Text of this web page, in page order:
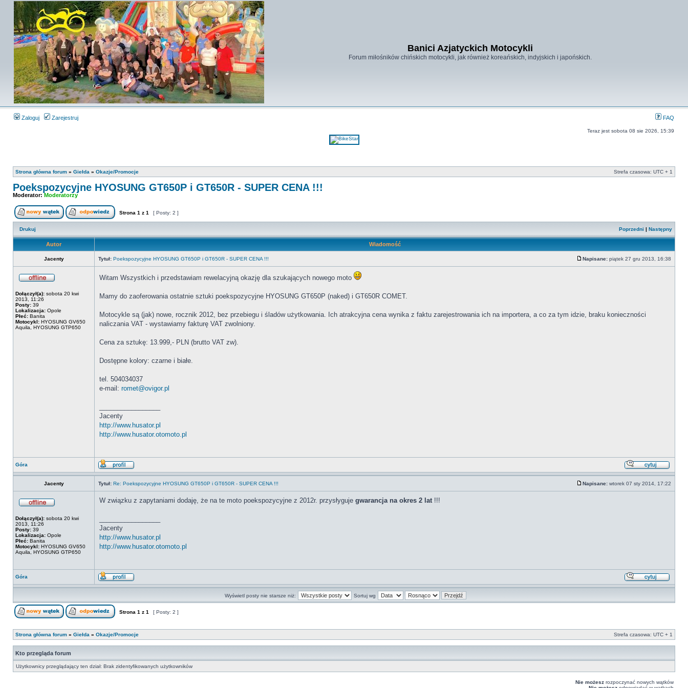
Banici Azjatyckich Motocykli
Forum miłośników chińskich motocykli, jak również koreańskich, indyjskich i japońskich.
Zaloguj Zarejestruj FAQ
Teraz jest sobota 08 sie 2026, 15:39
Strona główna forum » Giełda » Okazje/Promocje Strefa czasowa: UTC + 1
Poekspozycyjne HYOSUNG GT650P i GT650R - SUPER CENA !!!
Moderator:Moderatorzy
Strona 1 z 1 [ Posty: 2 ]
Drukuj Poprzedni | Następny
Autor Wiadomość
Jacenty Tytuł: Poekspozycyjne HYOSUNG GT650P i GT650R - SUPER CENA !!! Napisane: piątek 27 gru 2013, 16:38
Dołączył(a): sobota 20 kwi
2013, 11:26
Posty: 39
Lokalizacja: Opole
Płeć: Banita
Motocykl: HYOSUNG GV650
Aquila, HYOSUNG GTP650
Witam Wszystkich i przedstawiam rewelacyjną okazję dla szukających nowego moto
Mamy do zaoferowania ostatnie sztuki poekspozycyjne HYOSUNG GT650P (naked) i GT650R COMET.
Motocykle są (jak) nowe, rocznik 2012, bez przebiegu i śladów użytkowania. Ich atrakcyjna cena wynika z faktu zarejestrowania ich na importera, a co za tym idzie, braku konieczności
naliczania VAT - wystawiamy fakturę VAT zwolniony.
Cena za sztukę: 13.999,- PLN (brutto VAT zw).
Dostępne kolory: czarne i białe.
tel. 504034037
e-mail: romet@ovigor.pl
Jacenty
http://www.husator.pl
http://www.husator.otomoto.pl
Góra
Jacenty Tytuł: Re: Poekspozycyjne HYOSUNG GT650P i GT650R - SUPER CENA !!! Napisane: wtorek 07 sty 2014, 17:22
Dołączył(a): sobota 20 kwi
2013, 11:26
Posty: 39
Lokalizacja: Opole
Płeć: Banita
Motocykl: HYOSUNG GV650
Aquila, HYOSUNG GTP650
W związku z zapytaniami dodaję, że na te moto poekspozycyjne z 2012r. przysłyguje gwarancja na okres 2 lat!!!
Jacenty
http://www.husator.pl
http://www.husator.otomoto.pl
Góra
Wyświetl posty nie starsze niż: Sortuj wg
Strona 1 z 1 [ Posty: 2 ]
Strona główna forum » Giełda » Okazje/Promocje Strefa czasowa: UTC + 1
Kto przegląda forum
Użytkownicy przeglądający ten dział: Brak zidentyfikowanych użytkowników
Nie możesz rozpoczynać nowych wątków